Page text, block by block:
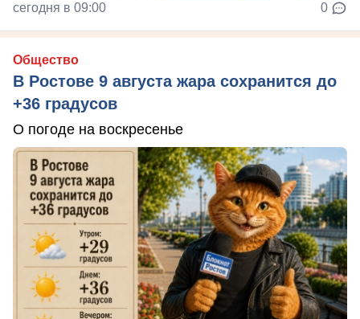
сегодня в 09:00 0
Общество
В Ростове 9 августа жара сохранится до
+36 градусов
О погоде на воскресенье